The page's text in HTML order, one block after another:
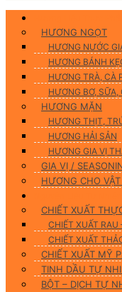
HƯƠNG NGỌT
HƯƠNG NƯỚC
HƯƠNG BÁNH
HƯƠNG TRÀ, CÀ
HƯƠNG BƠ, SỮA,
HƯƠNG MẶN
HƯƠNG THỊT,
HƯƠNG HẢI SẢN
HƯƠNG GIA VỊ
GIA VỊ /
HƯƠNG CHO
CHIẾT XUẤT
CHIẾT XUẤT RAU
CHIẾT XUẤT
CHIẾT XUẤT MỸ
TINH DẦU TỰ
BỘT – DỊCH TỰ